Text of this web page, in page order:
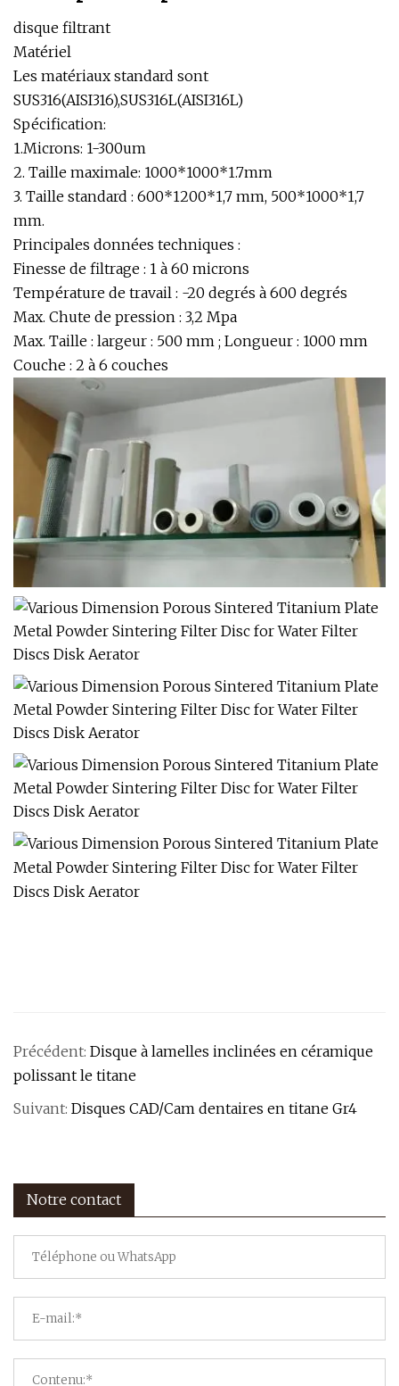
disque filtrant
Matériel
Les matériaux standard sont
SUS316(AISI316),SUS316L(AISI316L)
Spécification:
1.Microns: 1-300um
2. Taille maximale: 1000*1000*1.7mm
3. Taille standard : 600*1200*1,7 mm, 500*1000*1,7
mm.
Principales données techniques :
Finesse de filtrage : 1 à 60 microns
Température de travail : -20 degrés à 600 degrés
Max. Chute de pression : 3,2 Mpa
Max. Taille : largeur : 500 mm ; Longueur : 1000 mm
Couche : 2 à 6 couches
Précédent: Disque à lamelles inclinées en céramique
polissant le titane
Suivant: Disques CAD/Cam dentaires en titane Gr4
Notre contact